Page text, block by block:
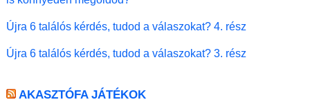
Újra 6 találós kérdés, tudod a válaszokat? 4. rész
Újra 6 találós kérdés, tudod a válaszokat? 3. rész
AKASZTÓFA JÁTÉKOK